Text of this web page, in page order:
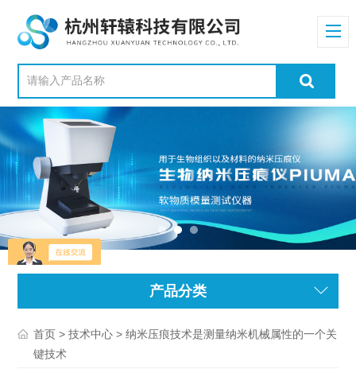
产品分类
首页 >技术中心 > 纳米压痕技术是测量纳米机械属性的一个关
键技术